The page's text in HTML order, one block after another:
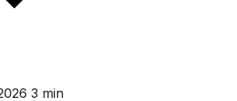
3 min